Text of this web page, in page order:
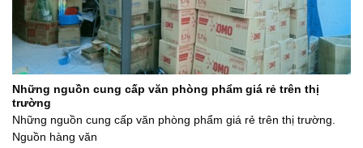
Những nguồn cung cấp văn phòng phẩm giá rẻ trên thị
trường
Những nguồn cung cấp văn phòng phẩm giá rẻ trên thị trường.
Nguồn hàng văn